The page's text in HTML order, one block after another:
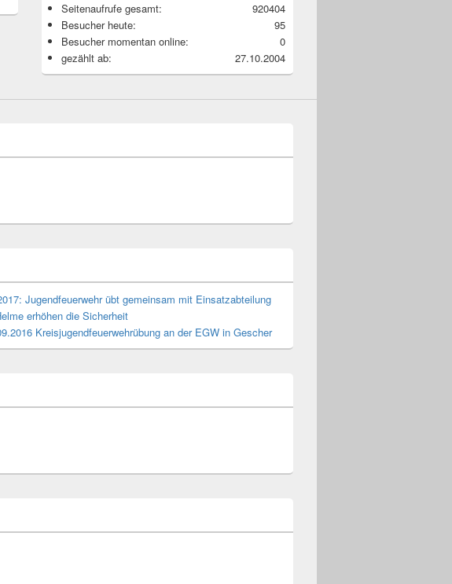
920404
Seitenaufrufe gesamt:
95
Besucher heute:
0
Besucher momentan online:
27.10.2004
gezählt ab:
Jugendfeuerwehr übt gemeinsam mit Einsatzabteilung
erhöhen die Sicherheit
Kreisjugendfeuerwehrübung an der EGW in Gescher